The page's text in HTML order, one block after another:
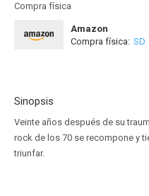
Compra física
Amazon
Compra física: SD
Sinopsis
Veinte años después de su
rock de los 70 se recompone y
triunfar.